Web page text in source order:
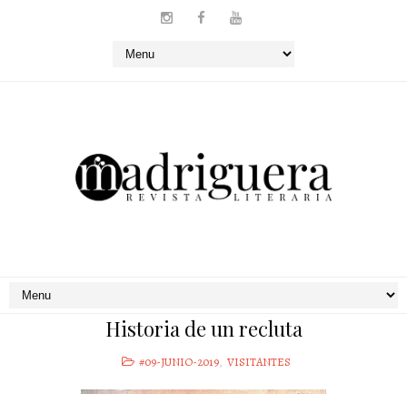
Historia de un recluta
#09-JUNIO-2019, VISITANTES